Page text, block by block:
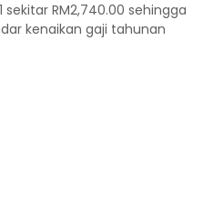
sekitar RM2,740.00 sehingga
kenaikan gaji tahunan